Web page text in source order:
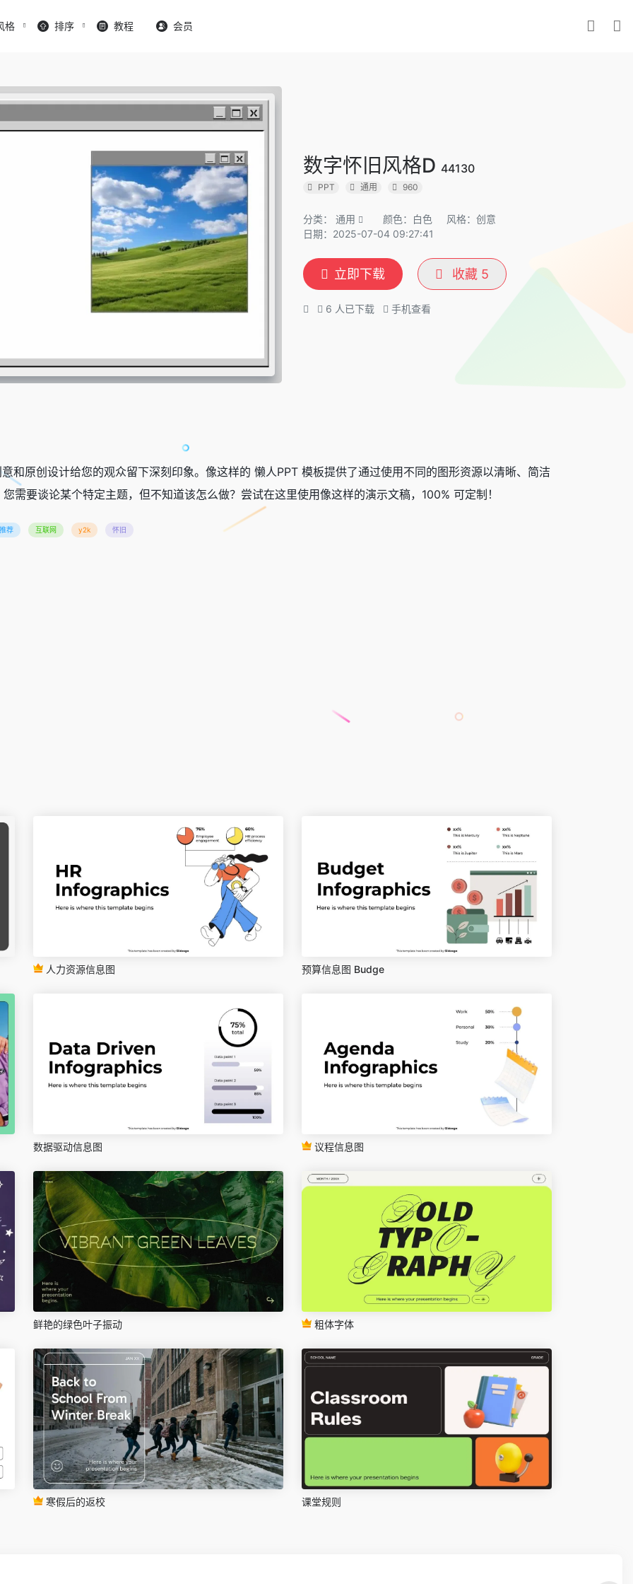
格 排序 教程 会员
数字怀旧风格D 44130
PPT 通用 960
分类： 通用 颜色：白色
风格：创意
日期：2025-07-04 09:27:41
立即下载 收藏 5
6 人已下载 手机查看
原创设计给您的观众留下深刻印象。像这样的 懒人PPT 模板提供了通过使用不同的图形资源以清晰、简洁
需要谈论某个特定主题，但不知道该怎么做？尝试在这里使用像这样的演示文稿，100% 可定制！
荐 互联网 y2k 怀旧
人力资源信息图 预算信息图 Budge
数据驱动信息图 议程信息图
鲜艳的绿色叶子振动 粗体字体
寒假后的返校 课堂规则